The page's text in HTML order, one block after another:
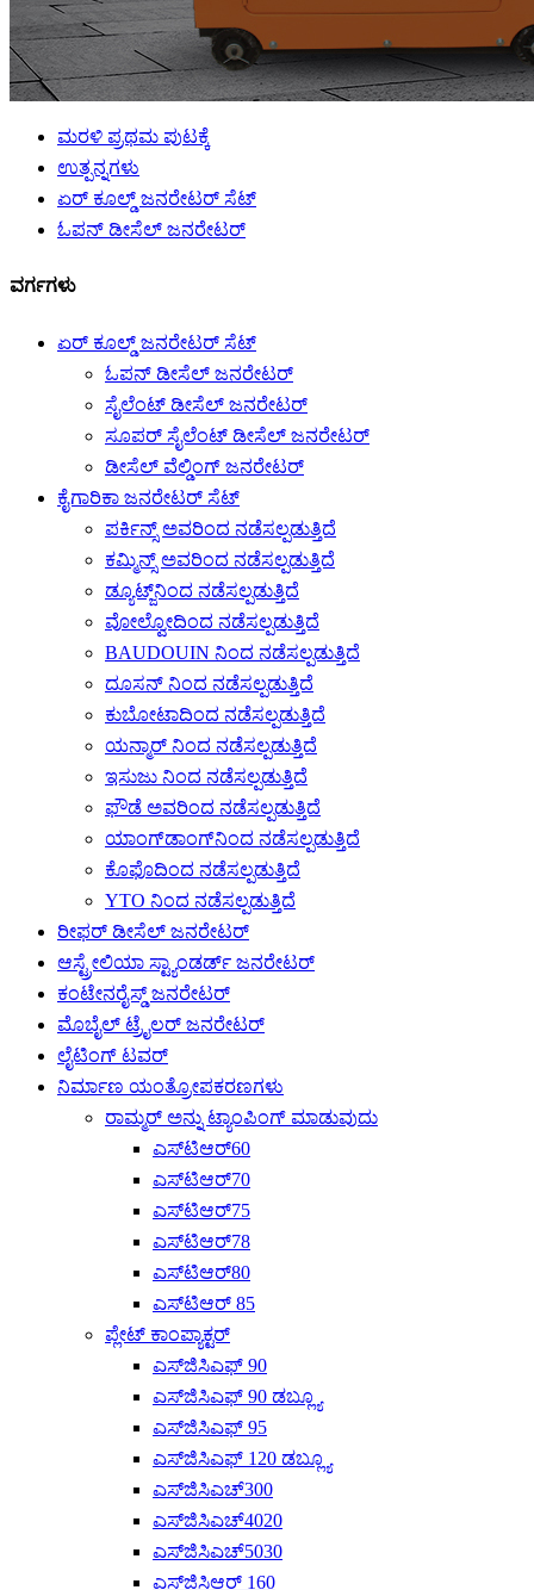
ಮರಳಿ ಪ್ರಥಮ ಪುಟಕ್ಕೆ
ಉತ್ಪನ್ನಗಳು
ಏರ್ ಕೂಲ್ಡ್ ಜನರೇಟರ್ ಸೆಟ್
ಓಪನ್ ಡೀಸೆಲ್ ಜನರೇಟರ್
ವರ್ಗಗಳು
ಏರ್ ಕೂಲ್ಡ್ ಜನರೇಟರ್ ಸೆಟ್
ಓಪನ್ ಡೀಸೆಲ್ ಜನರೇಟರ್
ಸೈಲೆಂಟ್ ಡೀಸೆಲ್ ಜನರೇಟರ್
ಸೂಪರ್ ಸೈಲೆಂಟ್ ಡೀಸೆಲ್ ಜನರೇಟರ್
ಡೀಸೆಲ್ ವೆಲ್ಡಿಂಗ್ ಜನರೇಟರ್
ಕೈಗಾರಿಕಾ ಜನರೇಟರ್ ಸೆಟ್
ಪರ್ಕಿನ್ಸ್ ಅವರಿಂದ ನಡೆಸಲ್ಪಡುತ್ತಿದೆ
ಕಮ್ಮಿನ್ಸ್ ಅವರಿಂದ ನಡೆಸಲ್ಪಡುತ್ತಿದೆ
ಡ್ಯೂಟ್ಜ್‌ನಿಂದ ನಡೆಸಲ್ಪಡುತ್ತಿದೆ
ವೋಲ್ವೋದಿಂದ ನಡೆಸಲ್ಪಡುತ್ತಿದೆ
BAUDOUIN ನಿಂದ ನಡೆಸಲ್ಪಡುತ್ತಿದೆ
ದೂಸನ್ ನಿಂದ ನಡೆಸಲ್ಪಡುತ್ತಿದೆ
ಕುಬೋಟಾದಿಂದ ನಡೆಸಲ್ಪಡುತ್ತಿದೆ
ಯನ್ಮಾರ್ ನಿಂದ ನಡೆಸಲ್ಪಡುತ್ತಿದೆ
ಇಸುಜು ನಿಂದ ನಡೆಸಲ್ಪಡುತ್ತಿದೆ
ಫೌಡೆ ಅವರಿಂದ ನಡೆಸಲ್ಪಡುತ್ತಿದೆ
ಯಾಂಗ್‌ಡಾಂಗ್‌ನಿಂದ ನಡೆಸಲ್ಪಡುತ್ತಿದೆ
ಕೊಫೊದಿಂದ ನಡೆಸಲ್ಪಡುತ್ತಿದೆ
YTO ನಿಂದ ನಡೆಸಲ್ಪಡುತ್ತಿದೆ
ರೀಫರ್ ಡೀಸೆಲ್ ಜನರೇಟರ್
ಆಸ್ಟ್ರೇಲಿಯಾ ಸ್ಟ್ಯಾಂಡರ್ಡ್ ಜನರೇಟರ್
ಕಂಟೇನರೈಸ್ಡ್ ಜನರೇಟರ್
ಮೊಬೈಲ್ ಟ್ರೈಲರ್ ಜನರೇಟರ್
ಲೈಟಿಂಗ್ ಟವರ್
ನಿರ್ಮಾಣ ಯಂತ್ರೋಪಕರಣಗಳು
ರಾಮ್ಮರ್ ಅನ್ನು ಟ್ಯಾಂಪಿಂಗ್ ಮಾಡುವುದು
ಎಸ್‌ಟಿಆರ್60
ಎಸ್‌ಟಿಆರ್70
ಎಸ್‌ಟಿಆರ್75
ಎಸ್‌ಟಿಆರ್78
ಎಸ್‌ಟಿಆರ್80
ಎಸ್‌ಟಿಆರ್ 85
ಪ್ಲೇಟ್ ಕಾಂಪ್ಯಾಕ್ಟರ್
ಎಸ್‌ಜಿಸಿಎಫ್ 90
ಎಸ್‌ಜಿಸಿಎಫ್ 90 ಡಬ್ಲ್ಯೂ
ಎಸ್‌ಜಿಸಿಎಫ್ 95
ಎಸ್‌ಜಿಸಿಎಫ್ 120 ಡಬ್ಲ್ಯೂ
ಎಸ್‌ಜಿಸಿಎಚ್300
ಎಸ್‌ಜಿಸಿಎಚ್4020
ಎಸ್‌ಜಿಸಿಎಚ್‌5030
ಎಸ್‌ಜಿಸಿಆರ್ 160